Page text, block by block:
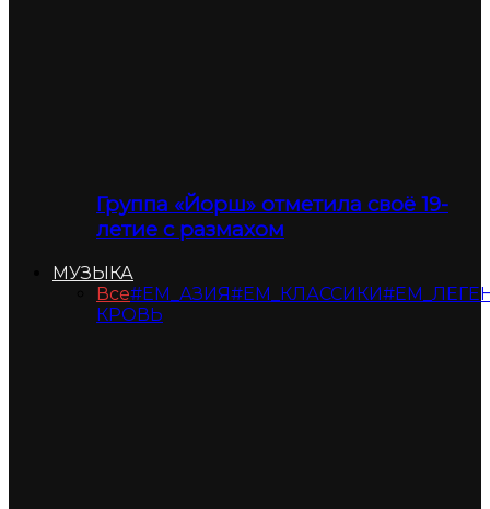
Группа «Йорш» отметила своё 19-
летие с размахом
МУЗЫКА
Все#ЕМ_АЗИЯ#ЕМ_КЛАССИКИ
КРОВЬ